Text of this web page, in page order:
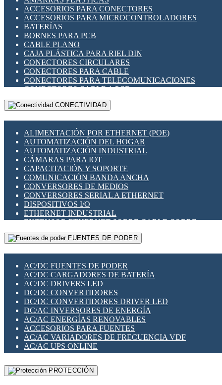
INDICADORES PARA PANEL
INTERFACES DE RELÉ
INTERRUPTORES FIN DE CARRERA
LLAVES CONMUTADORAS
MEDIDORES DE ENERGÍA Y TC'S DE CORRIENTE
MOTORES PASO A PASO
PANTALLAS HMI
PLC -CONTROLADORES LÓGICO PROGRAMABLES
PROGRAMADORES DE HORARIO
RELÉS DE PROTECCIÓN
SENSORES CAPACITIVOS
SENSORES INDUCTIVOS
TEMPORIZADORES
VARIACS
VARIADORES DE FRECUENCIA [VDF]
SECCIONADORES - INTERRUPTORES
MAQUINARIA
ACCESORIOS PARA CONECTORES
ACCESORIOS PARA MICROCONTROLADORES
BATERÍAS
BORNES PARA PCB
CABLE PLANO
CAJA PLÁSTICA PARA RIEL DIN
CONECTORES CIRCULARES
CONECTORES PARA CABLE
CONECTORES PARA TELECOMUNICACIONES
CONECTORES CABLE A PCB
CONECTORES PCB A CABLE
DIP SWITCHES
HERRAMIENTAS VARIAS
ILUMINACIÓN LED
INTERRUPTORES REED
INTERFACES DE RELÉ
OTROS RELÉS
PROTECCIÓN TÉRMICA
RELÉS AUTOMOTRICES
RELÉS DE SEÑAL
RELÉS DE ESTADO SÓLIDO SSR
RELÉS INDUSTRIALES
RELÉS MINIATURA DE POTENCIA
SENSORES MAGNÉTICOS
SWITCH Y MICROSWITCH
TARJETAS PI
UNIÓN Y DERIVACIÓN DE CABLE
CONECTIVIDAD
ALIMENTACIÓN POR ETHERNET (POE)
AUTOMATIZACIÓN DEL HOGAR
AUTOMATIZACIÓN INDUSTRIAL
CÁMARAS PARA IOT
CAPACITACIÓN Y SOPORTE
COMUNICACIÓN BANDA ANCHA
CONVERSORES DE MEDIOS
CONVERSORES SERIAL A ETHERNET
DISPOSITIVOS I/O
ETHERNET INDUSTRIAL
EXTENSOR ETHERNET SOBRE CABLE COBRE
GATEWAY LORAWAN
GESTIÓN DE REDES
PLACAS MODULARES IOT
SWITCHES Y REDES WIFI
SOLUCIONES IOT
SOLUCIONES LORAWAN
SOLUCIONES RED CELULAR
SEGURIDAD PARA REDES
SWITCHES LAN
TELEFONÍA IP (VOIP)
VIGILANCIA IP (CCTV)
MESHTASTIC
FUENTES DE PODER
AC/DC FUENTES DE PODER
AC/DC CARGADORES DE BATERÍA
AC/DC DRIVERS LED
DC/DC CONVERTIDORES
DC/DC CONVERTIDORES DRIVER LED
DC/AC INVERSORES DE ENERGÍA
AC/AC ENERGÍAS RENOVABLES
ACCESORIOS PARA FUENTES
AC/AC VARIADORES DE FRECUENCIA VDF
AC/AC UPS ONLINE
PROTECCIÓN